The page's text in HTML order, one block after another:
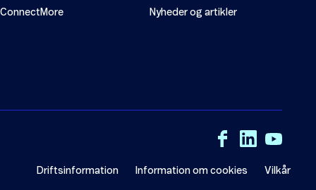
ConnectMore
Nyheder og artikler
Driftsinformation Information om cookies Vilkår